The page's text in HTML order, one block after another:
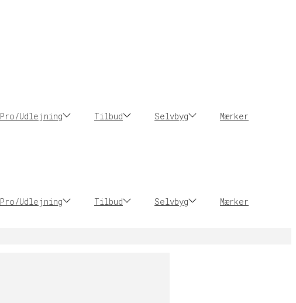
Pro/Udlejning Tilbud Selvbyg Mærker
Pro/Udlejning Tilbud Selvbyg Mærker